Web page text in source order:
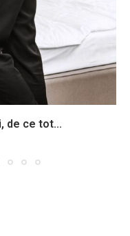
de ce tot...